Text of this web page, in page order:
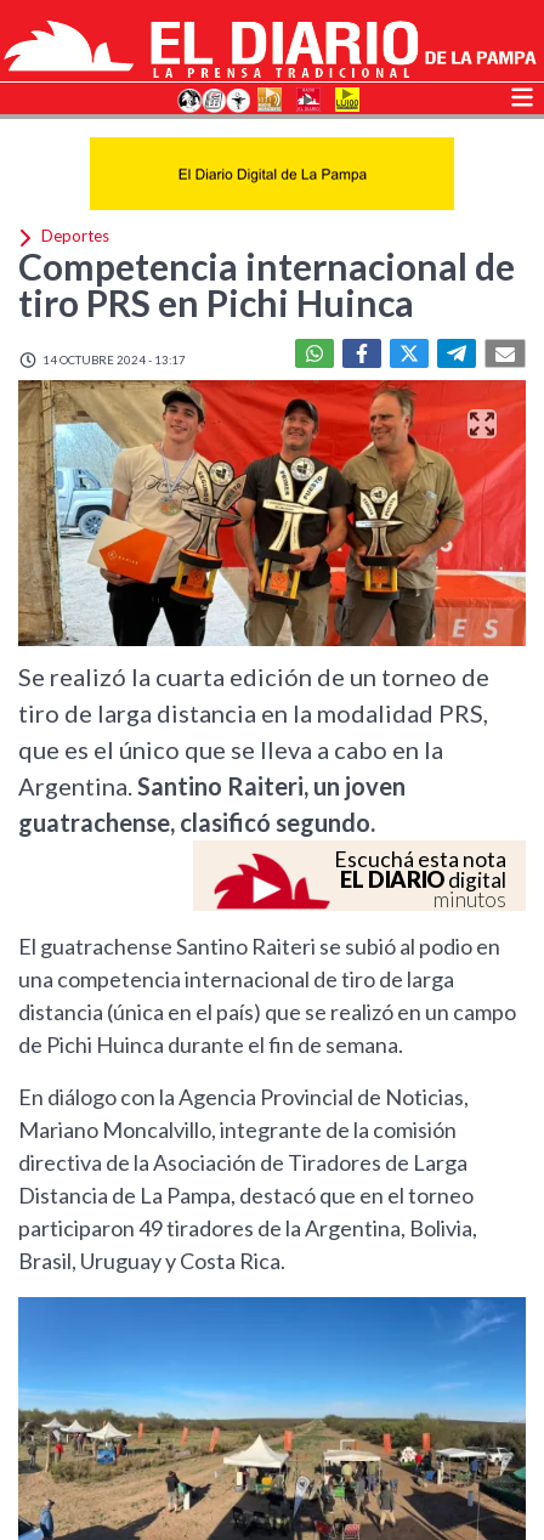
Deportes
Competencia internacional de
tiro PRS en Pichi Huinca
14 OCTUBRE 2024 - 13:17
Se realizó la cuarta edición de un torneo de
tiro de larga distancia en la modalidad PRS,
que es el único que se lleva a cabo en la
Argentina.Santino Raiteri, un joven
guatrachense, clasificó segundo.
Escuchá esta nota
EL DIARIOdigital
minutos
El guatrachense Santino Raiteri se subió al podio en
una competencia internacional de tiro de larga
distancia (única en el país) que se realizó en un campo
de Pichi Huinca durante el fin de semana.
En diálogo con la Agencia Provincial de Noticias,
Mariano Moncalvillo, integrante de la comisión
directiva de la Asociación de Tiradores de Larga
Distancia de La Pampa, destacó que en el torneo
participaron 49 tiradores de la Argentina, Bolivia,
Brasil, Uruguay y Costa Rica.